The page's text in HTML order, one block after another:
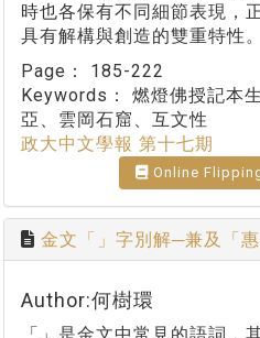
時也各保有不同細節表現，
具有解構與創造的雙重特性。
Page： 185-222
Keywords： 燃燈佛授記本
亞、雲岡石窟、互文性
政大中文學報 第十七期
Online
金文「」字別解─兼及「惠
Author:何樹環